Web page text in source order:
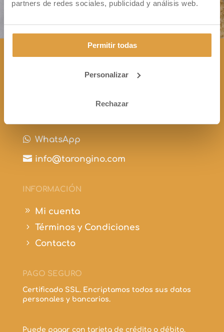
partners de redes sociales, publicidad y análisis web.
Permitir todas
Personalizar
Rechazar
CONTÁCTANOS
+34 963 172 344
 WhatsApp
 info@tarongino.com
INFORMACIÓN
9 Mi cuenta
5 Términos y Condiciones
5 Contacto
PAGO SEGURO
Certificado SSL. Encriptamos todos sus datos
personales y bancarios.
Puede pagar con tarjeta de crédito o débito.